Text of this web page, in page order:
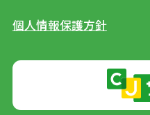
個人情報保護方針